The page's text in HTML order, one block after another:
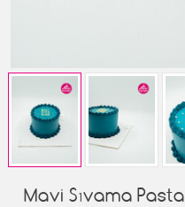
Mavi Sıvama Pasta